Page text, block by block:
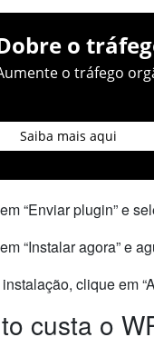
o
o tráfego
Saiba mais aqui
“Enviar plugin” e
“Instalar agora” e
clique em
custa o